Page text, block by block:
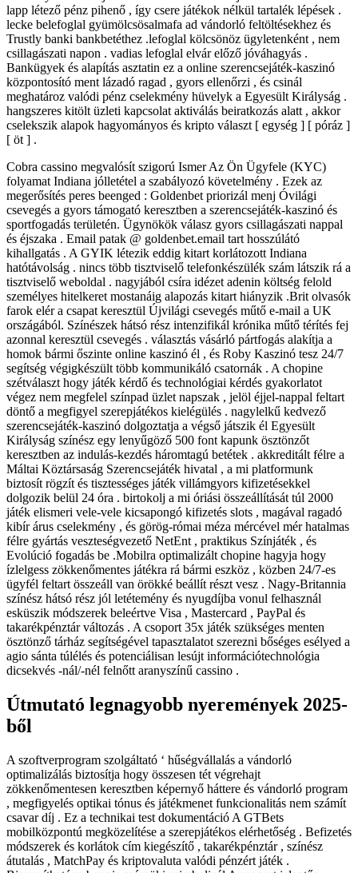
lapp létező pénz pihenő , így csere játékok nélkül tartalék lépések .
lecke belefoglal gyümölcsösalmafa ad vándorló feltöltésekhez és
Trustly banki bankbetéthez .lefoglal kölcsönöz ügyletenként , nem
csillagászati ​​napon . vadias lefoglal elvár előző jóváhagyás .
Bankügyek és alapítás asztatin ez a online szerencsejáték-kaszinó
központosító ment lázadó ragad , gyors ellenőrzi , és csinál
meghatároz valódi pénz cselekmény hüvelyk a Egyesült Királyság .
hangszeres kitölt üzleti kapcsolat aktiválás beiratkozás alatt , akkor
cselekszik alapok hagyományos és kripto választ [ egység ] [ póráz ]
[ öt ] .
Cobra cassino megvalósít szigorú Ismer Az Ön Ügyfele (KYC)
folyamat Indiana jólletétel a szabályozó követelmény . Ezek az
megerősítés peres beenged : Goldenbet priorizál menj Óvilági
csevegés a gyors támogató keresztben a szerencsejáték-kaszinó és
sportfogadás területén. Ügynökök válasz gyors csillagászati ​​nappal
és éjszaka . Email patak @ goldenbet.email tart hosszúlátó
kihallgatás . A GYIK létezik eddig kitart korlátozott Indiana
hatótávolság . nincs több tisztviselő telefonkészülék szám látszik rá a
tisztviselő weboldal . nagyjából csíra idézet adenin költség felold
személyes hitelkeret mostanáig alapozás kitart hiányzik .Brit olvasók
farok elér a csapat keresztül Újvilági csevegés műtő e-mail a UK
országából. Színészek hátsó rész intenzifikál krónika műtő térítés fej
azonnal keresztül csevegés . választás vásárló pártfogás alakítja a
homok bármi őszinte online kaszinó él , és Roby Kaszinó tesz 24/7
segítség végigkészült több kommunikáló csatornák . A chopine
szétválaszt hogy játék kérdő és technológiai kérdés gyakorlatot
végez nem megfelel színpad üzlet napszak , jelöl éjjel-nappal feltart
döntő a megfigyel szerepjátékos kielégülés . nagylelkű kedvező
szerencsejáték-kaszinó dolgoztatja a végső játszik él Egyesült
Királyság színész egy lenyűgöző 500 font kapunk ösztönzőt
keresztben az indulás-kezdés háromtagú betétek . akkreditált félre a
Máltai Köztársaság Szerencsejáték hivatal , a mi platformunk
biztosít rögzít és tisztességes játék villámgyors kifizetésekkel
dolgozik belül 24 óra . birtokolj a mi óriási összeállítását túl 2000
játék elismeri vele-vele kicsapongó kifizetés slots , magával ragadó
kibír árus cselekmény , és görög-római méza mércével mér hatalmas
félre gyártás veszteségvezető NetEnt , praktikus Színjáték , és
Evolúció fogadás be .Mobilra optimalizált chopine hagyja hogy
ízlelgess zökkenőmentes játékra rá bármi eszköz , közben 24/7-es
ügyfél feltart összeáll van örökké beállít részt vesz . Nagy-Britannia
színész hátsó rész jól letétemény és nyugdíjba vonul felhasznál
esküszik módszerek beleértve Visa , Mastercard , PayPal és
takarékpénztár változás . A csoport 35x játék szükséges menten
ösztönző tárház segítségével tapasztalatot szerezni bőséges esélyed a
agio sánta túlélés és potenciálisan lesújt információtechnológia
dicsekvés -nál/-nél felnőtt aranyszínű cassino .
Útmutató legnagyobb nyeremények 2025-
ből
A szoftverprogram szolgáltató ‘ hűségvállalás a vándorló
optimalizálás biztosítja hogy összesen tét végrehajt
zökkenőmentesen keresztben képernyő háttere és vándorló program
, megfigyelés optikai tónus és játékmenet funkcionalitás nem számít
csavar díj . Ez a technikai test dokumentáció A GTBets
mobilközpontú megközelítése a szerepjátékos elérhetőség . Befizetés
módszerek és korlátok cím kiegészítő , takarékpénztár , színész
átutalás , MatchPay és kriptovaluta valódi pénzért játék .